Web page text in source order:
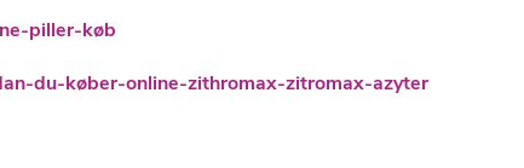
piller-køb
du-køber-online-zithromax-zitromax-azyter